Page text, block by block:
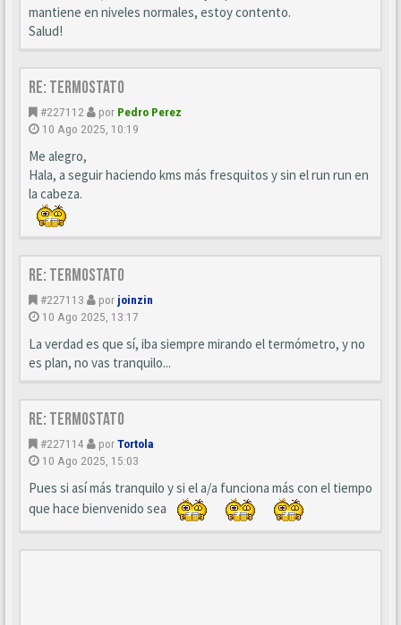
mantiene en niveles normales, estoy contento.
Salud!
Re: Termostato
#227112 por Pedro Perez
10 Ago 2025, 10:19
Me alegro,
Hala, a seguir haciendo kms más fresquitos y sin el run run en
la cabeza.
Re: Termostato
#227113 por joinzin
10 Ago 2025, 13:17
La verdad es que sí, iba siempre mirando el termómetro, y no
es plan, no vas tranquilo...
Re: Termostato
#227114 porTortola
10 Ago 2025, 15:03
Pues si así más tranquilo y si el a/a funciona más con el tiempo
que hace bienvenido sea